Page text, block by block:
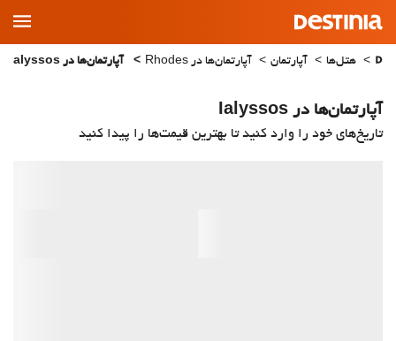
Main
Menu
هتل‌ها آپارتمان آپارتمان‌ها در Rhodes آپارتمان‌ها در Ialyssos
آپارتمان‌ها در Ialyssos
تاریخ‌های خود را وارد کنید تا بهترین قیمت‌ها را پیدا کنید